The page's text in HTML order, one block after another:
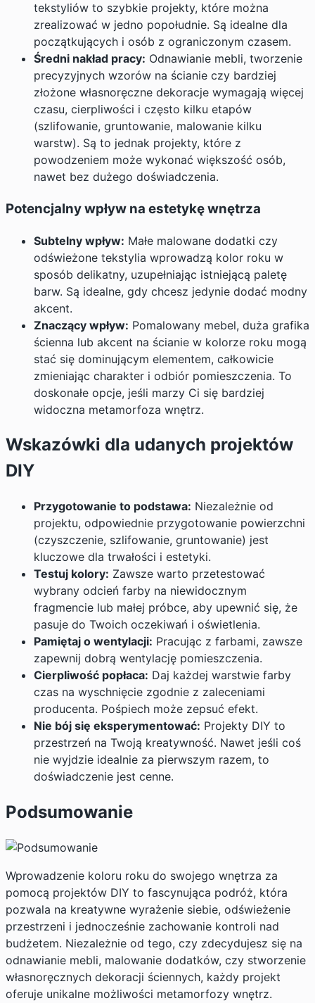
tekstyliów to szybkie projekty, które można
zrealizować w jedno popołudnie. Są idealne dla
początkujących i osób z ograniczonym czasem.
Średni nakład pracy: Odnawianie mebli, tworzenie
precyzyjnych wzorów na ścianie czy bardziej
złożone własnoręczne dekoracje wymagają więcej
czasu, cierpliwości i często kilku etapów
(szlifowanie, gruntowanie, malowanie kilku
warstw). Są to jednak projekty, które z
powodzeniem może wykonać większość osób,
nawet bez dużego doświadczenia.
Potencjalny wpływ na estetykę wnętrza
Subtelny wpływ: Małe malowane dodatki czy
odświeżone tekstylia wprowadzą kolor roku w
sposób delikatny, uzupełniając istniejącą paletę
barw. Są idealne, gdy chcesz jedynie dodać modny
akcent.
Znaczący wpływ: Pomalowany mebel, duża grafika
ścienna lub akcent na ścianie w kolorze roku mogą
stać się dominującym elementem, całkowicie
zmieniając charakter i odbiór pomieszczenia. To
doskonałe opcje, jeśli marzy Ci się bardziej
widoczna metamorfoza wnętrz.
Wskazówki dla udanych projektów
DIY
Przygotowanie to podstawa: Niezależnie od
projektu, odpowiednie przygotowanie powierzchni
(czyszczenie, szlifowanie, gruntowanie) jest
kluczowe dla trwałości i estetyki.
Testuj kolory: Zawsze warto przetestować
wybrany odcień farby na niewidocznym
fragmencie lub małej próbce, aby upewnić się, że
pasuje do Twoich oczekiwań i oświetlenia.
Pamiętaj o wentylacji: Pracując z farbami, zawsze
zapewnij dobrą wentylację pomieszczenia.
Cierpliwość popłaca: Daj każdej warstwie farby
czas na wyschnięcie zgodnie z zaleceniami
producenta. Pośpiech może zepsuć efekt.
Nie bój się eksperymentować: Projekty DIY to
przestrzeń na Twoją kreatywność. Nawet jeśli coś
nie wyjdzie idealnie za pierwszym razem, to
doświadczenie jest cenne.
Podsumowanie
Wprowadzenie koloru roku do swojego wnętrza za
pomocą projektów DIY to fascynująca podróż, która
pozwala na kreatywne wyrażenie siebie, odświeżenie
przestrzeni i jednocześnie zachowanie kontroli nad
budżetem. Niezależnie od tego, czy zdecydujesz się na
odnawianie mebli, malowanie dodatków, czy stworzenie
własnoręcznych dekoracji ściennych, każdy projekt
oferuje unikalne możliwości metamorfozy wnętrz.